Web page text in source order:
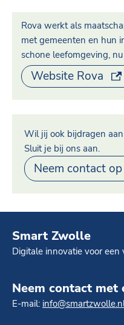
Rova werkt als
met gemeenten en hun
schone leefomgeving,
Website Rova
Wil jij ook bijdragen
Sluit je bij ons aan.
Neem contact op
Smart Zwolle
Digitale innovatie voor een
Neem contact met
E-mail: